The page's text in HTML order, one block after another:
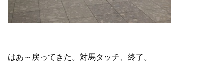
はあ～戻ってきた。対馬タッチ、終了。